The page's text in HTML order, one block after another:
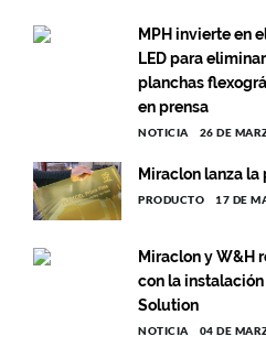
MPH invierte en
LED para
planchas
en prensa
NOTICIA 26 DE
Miraclon lanza la
PRODUCTO 17 DE
Miraclon y W&H
con la instalación
Solution
NOTICIA 04 DE